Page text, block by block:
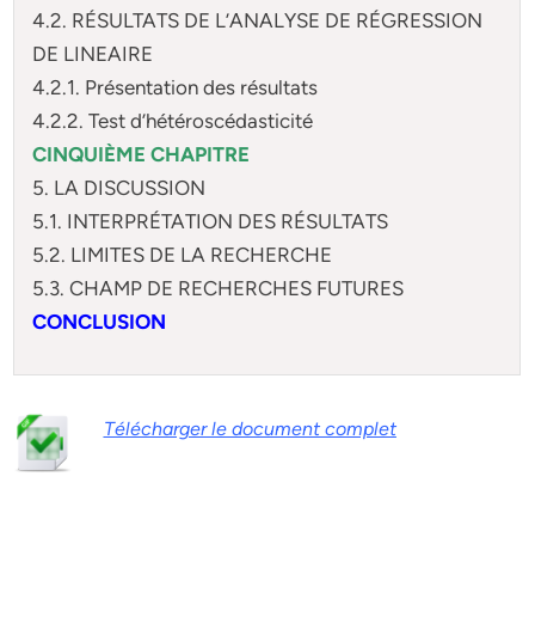
4.2. RÉSULTATS DE L’ANALYSE DE RÉGRESSION
DE LINEAIRE
4.2.1. Présentation des résultats
4.2.2. Test d’hétéroscédasticité
CINQUIÈME CHAPITRE
5. LA DISCUSSION
5.1. INTERPRÉTATION DES RÉSULTATS
5.2. LIMITES DE LA RECHERCHE
5.3. CHAMP DE RECHERCHES FUTURES
CONCLUSION
Télécharger le document complet